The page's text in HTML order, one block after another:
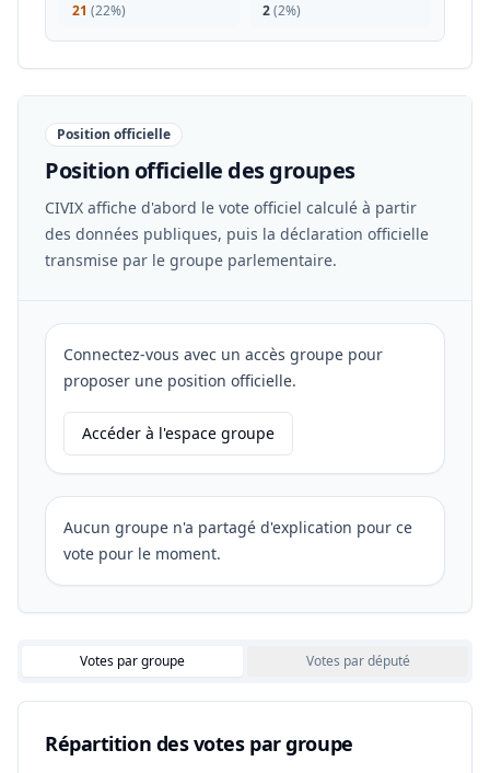
21 (22%)
2(2%)
Position officielle
Position officielle des groupes
CIVIX affiche d'abord le vote officiel calculé à partir
des données publiques, puis la déclaration officielle
transmise par le groupe parlementaire.
Connectez-vous avec un accès groupe pour
proposer une position officielle.
Accéder à l'espace groupe
Aucun groupe n'a partagé d'explication pour ce
vote pour le moment.
Votes par groupe Votes par député
Répartition des votes par groupe